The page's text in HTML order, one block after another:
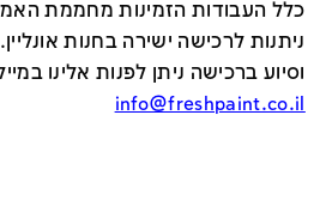
כלל העבודות הזמינות מחממת
ניתנות לרכישה ישירה בחנות אונליין.
וסיוע ברכישה ניתן לפנות אלינו
info@freshpaint.co.il